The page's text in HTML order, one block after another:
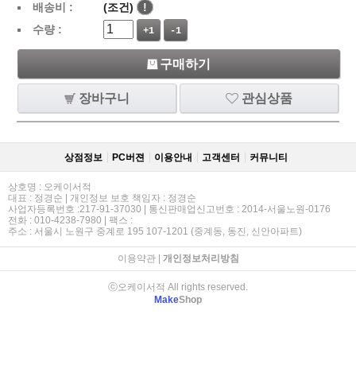
배송비 :
(조건)
!
수량 :
+1 -1
구매하기
장바구니 관심상품
상점정보 PC버젼 이용안내 고객센터 커뮤니티
상호명 : 오케이서적
대표 : 정경순 | 개인정보 보호 책임자 : 정경순
사업자등록번호 :217-91-37030 | 통신판매업신고번호 : 2014-서울노원-0176
전화 : 010-4238-7980 | 팩스 :
주소 : 서울시 노원구 중계로 195 107-1201 (중계동, 동진, 신안아파트)
이용약관| 개인정보처리방침
ⓒ오케이서적 All rights reserved.
MakeShop